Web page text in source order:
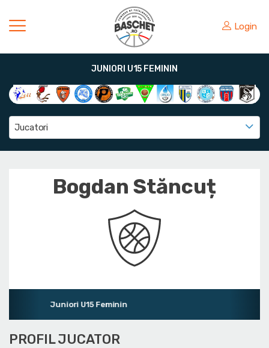
Login
JUNIORI U15 FEMININ
Jucatori
Bogdan Stăncuț
Juniori U15 Feminin
PROFIL JUCATOR